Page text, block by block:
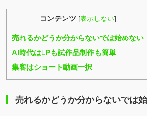
コンテンツ [表示しない]
売れるかどうか分からないでは始めない
AI時代はLPも試作品制作も簡単
集客はショート動画一択
売れるかどうか分からないでは